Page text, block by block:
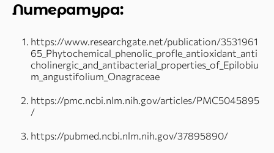
Литература:
https://www.researchgate.net/publication/3531961
65_Phytochemical_phenolic_profle_antioxidant_anti
cholinergic_and_antibacterial_properties_of_Epilobiu
m_angustifolium_Onagraceae
https://pmc.ncbi.nlm.nih.gov/articles/PMC5045895
/
https://pubmed.ncbi.nlm.nih.gov/37895890/